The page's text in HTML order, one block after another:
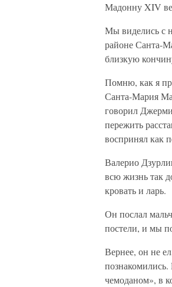
Мадонну XIV
Мы виделись с
районе Санта-
близкую
Помню, как я
Санта-Мария
говорил
пережить
воспринял как
Валерио
всю жизнь так
кровать и ларь.
Он послал
постели, и мы
Вернее, он не
познакомились.
чемоданом», в